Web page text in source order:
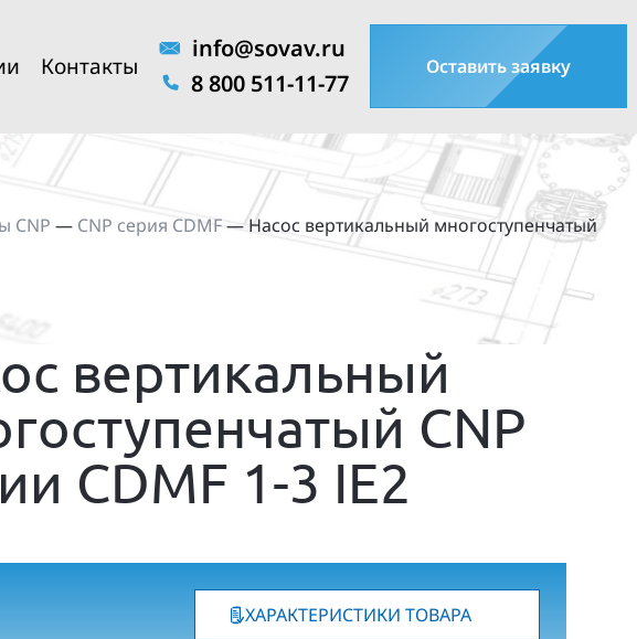
Контакты
info@sovav.ru
8 800 511-11-77
Оставить заявку
CNP — CNP серия CDMF—Насос вертикальный многоступенчатый
вертикальный
CNP
CDMF 1-3 IE2
ХАРАКТЕРИСТИКИ ТОВАРА